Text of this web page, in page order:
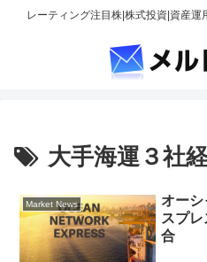
レーティング注目株|株式投資|資産
大手海運３社
Market News
オーシ
スプ
合